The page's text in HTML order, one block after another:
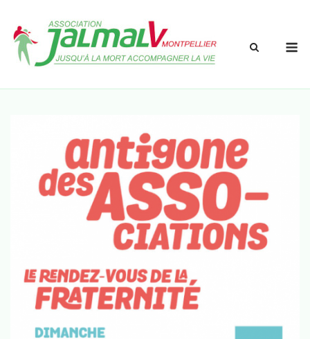
Antigone des Associations dimanche 8 septembre 2024